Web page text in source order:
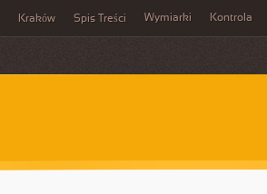
Kraków Spis Treści Wymiarki Kontrola